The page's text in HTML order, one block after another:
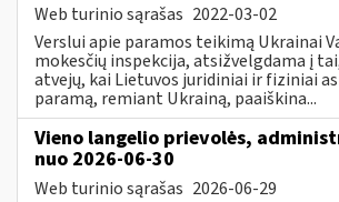
Web turinio sąrašas 2022-03-02
Verslui apie paramos teikimą Ukrainai
mokesčių inspekcija, atsižvelgdama į
atvejų, kai Lietuvos juridiniai ir fiziniai
paramą, remiant Ukrainą, paaiškina...
Vieno langelio prievolės,
nuo 2026-06-30
Web turinio sąrašas 2026-06-29